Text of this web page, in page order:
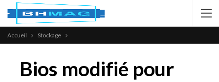
Accueil Stockage
Bios modifié pour